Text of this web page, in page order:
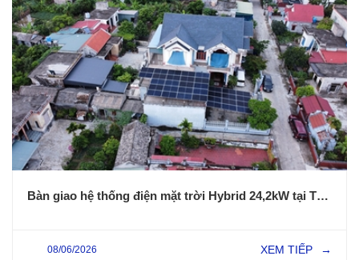
Bàn giao hệ thống điện mặt trời Hybrid 24,2kW tại Thái Bình - Giải Pháp Tiết Kiệm Điện Và Dự Phòng Mất Điện Hiệu Quả
08/06/2026 XEM TIẾP →